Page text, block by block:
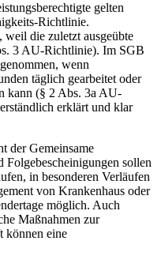
gelten
Richtlinie.
die zuletzt ausgeübte
3 AU-Richtlinie). Im SGB
wenn
täglich gearbeitet oder
kann (§ 2 Abs. 3a AU-
erklärt und klar
der Gemeinsame
Folgebescheinigungen sollen
in besonderen Verläufen
von Krankenhaus oder
möglich. Auch
Maßnahmen zur
können eine